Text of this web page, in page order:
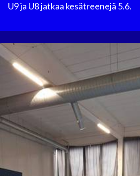
U9 ja U8 jatkaa kesätreenejä 5.6.